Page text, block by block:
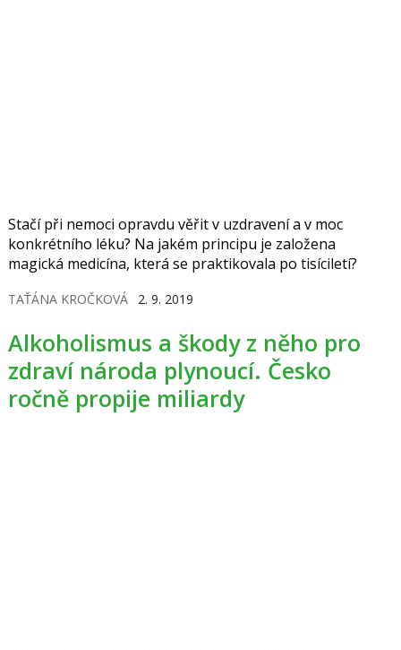
Stačí při nemoci opravdu věřit v uzdravení a v moc
konkrétního léku? Na jakém principu je založena
magická medicína, která se praktikovala po tisíciletí?
TAŤÁNA KROČKOVÁ 2. 9. 2019
Alkoholismus a škody z něho pro
zdraví národa plynoucí. Česko
ročně propije miliardy